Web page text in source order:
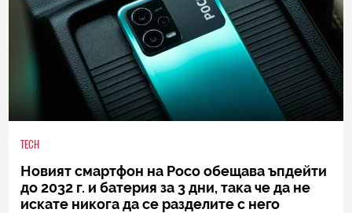
TECH
Новият смартфон на Poco обещава ъпдейти
до 2032 г. и батерия за 3 дни, така че да не
искате никога да се разделите с него